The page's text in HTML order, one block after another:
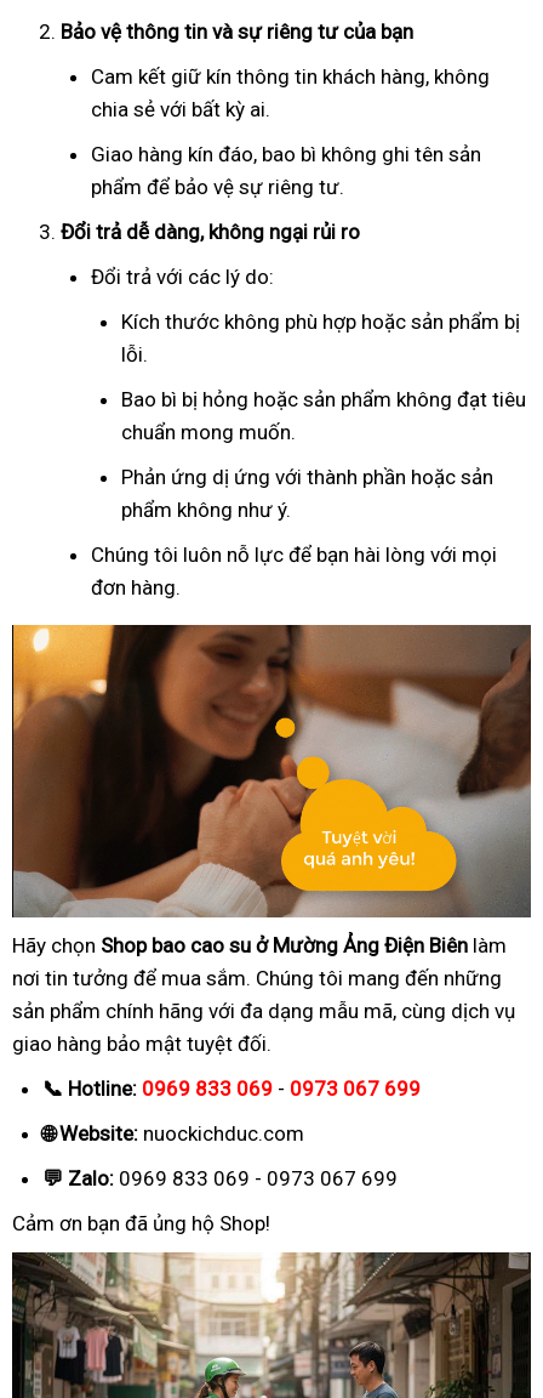
Bảo vệ thông tin và sự riêng tư của bạn
Cam kết giữ kín thông tin khách hàng, không
chia sẻ với bất kỳ ai.
Giao hàng kín đáo, bao bì không ghi tên sản
phẩm để bảo vệ sự riêng tư.
Đổi trả dễ dàng, không ngại rủi ro
Đổi trả với các lý do:
Kích thước không phù hợp hoặc sản phẩm bị
lỗi.
Bao bì bị hỏng hoặc sản phẩm không đạt tiêu
chuẩn mong muốn.
Phản ứng dị ứng với thành phần hoặc sản
phẩm không như ý.
Chúng tôi luôn nỗ lực để bạn hài lòng với mọi
đơn hàng.
Hãy chọn Shop bao cao su ở Mường Ảng Điện Biên làm
nơi tin tưởng để mua sắm. Chúng tôi mang đến những
sản phẩm chính hãng với đa dạng mẫu mã, cùng dịch vụ
giao hàng bảo mật tuyệt đối.
📞 Hotline: 0969 833 069 - 0973 067 699
🌐 Website: nuockichduc.com
💬 Zalo: 0969 833 069 - 0973 067 699
Cảm ơn bạn đã ủng hộ Shop!